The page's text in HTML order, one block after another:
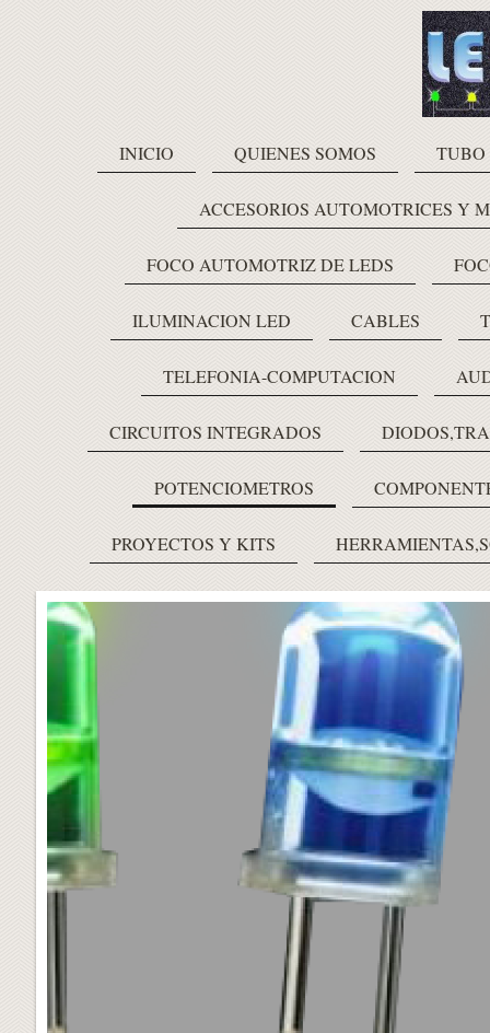
INICIO QUIENES SOMOS TUBO
ACCESORIOS AUTOMOTRICES Y
FOCO AUTOMOTRIZ DE LEDS
ILUMINACION LED CABLES
TELEFONIA-COMPUTACION
CIRCUITOS INTEGRADOS
POTENCIOMETROS
PROYECTOS Y KITS